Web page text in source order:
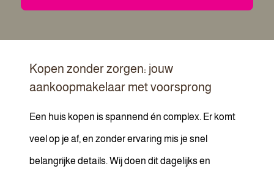
Kopen zonder zorgen: jouw
aankoopmakelaar met voorsprong
Een huis kopen is spannend én complex. Er komt
veel op je af, en zonder ervaring mis je snel
belangrijke details. Wij doen dit dagelijks en